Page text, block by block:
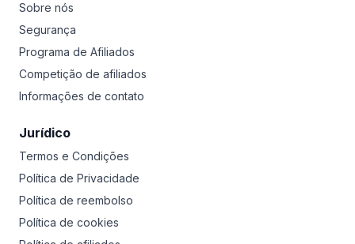
Sobre nós
Segurança
Programa de Afiliados
Competição de afiliados
Informações de contato
Jurídico
Termos e Condições
Política de Privacidade
Política de reembolso
Política de cookies